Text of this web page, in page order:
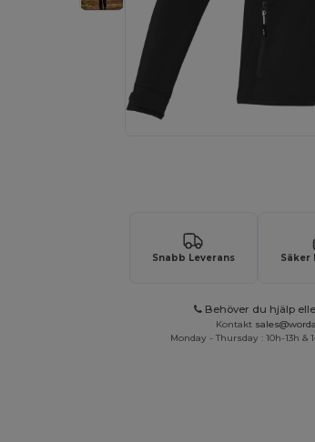
Snabb Leverans Säker
Behöver du hjälp
Kontakt
Monday - Thursday : 10h-13h &